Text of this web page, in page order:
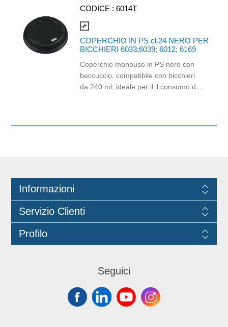
rappresenta una soluzione pratica per
bar, ristoranti, hotel, catering, eventi e
attività di somministrazione. Il colore
nero design lineare la rendono adatta
beverage di qualità. Idonea al contatto
con gli alimenti fino a 40°C.
Lunghezza 20 cm, diametro Ø6 mm.
CODICE : 6014T
compare_arrows
COPERCHIO IN PS cl.24 NERO PER
BICCHIERI 6033;6039; 6012; 6169
Coperchio monouso in PS nero con
beccuccio, compatibile con bicchieri
da 240 ml, ideale per il il consumo di
cappuccino e altre bevande servite in
bar, caffetterie, uffici, catering e attività
di ristorazione veloce. Facile da
applicare e pratico nell'utilizzo
quotidiano. Compatibile con bicchieri
Marchio: Think Bio.
Informazioni
Servizio Clienti
Profilo
Seguici